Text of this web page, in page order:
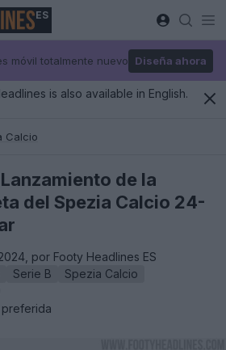
ES
móvil totalmente nuevo Diseña ahora
is also available in English.
Calcio
de la
del Spezia Calcio 24-
por Footy Headlines ES
Serie B
Spezia Calcio